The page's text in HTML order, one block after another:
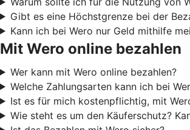
Gibt es eine Höchstgrenze bei der
Kann ich bei Wero nur Geld mithilfe
Mit Wero online bezahlen
Wer kann mit Wero online bezahlen?
Welche Zahlungsarten kann ich bei
Ist es für mich kostenpflichtig, mit
Wie steht es um den Käuferschutz?